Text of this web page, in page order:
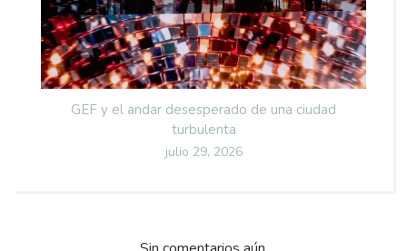
GEF y el andar desesperado de una ciudad
turbulenta
Posted
julio 29, 2026